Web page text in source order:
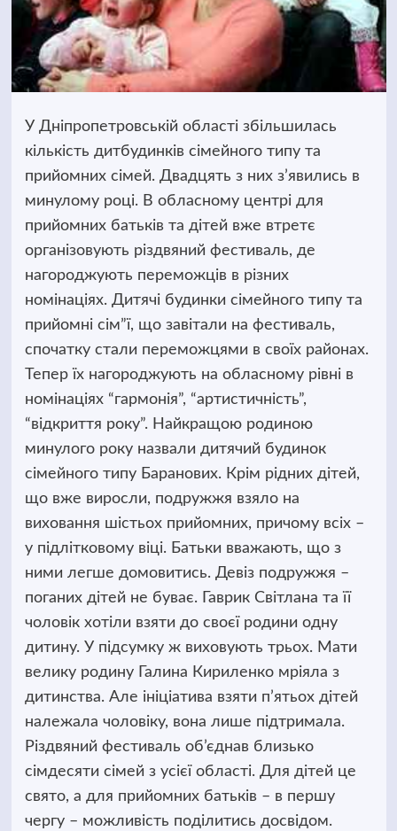
У Дніпропетровській області збільшилась
кількість дитбудинків сімейного типу та
прийомних сімей. Двадцять з них з’явились в
минулому році. В обласному центрі для
прийомних батьків та дітей вже втретє
організовують різдвяний фестиваль, де
нагороджують переможців в різних
номінаціях. Дитячі будинки сімейного типу та
прийомні сім”ї, що завітали на фестиваль,
спочатку стали переможцями в своїх районах.
Тепер їх нагороджують на обласному рівні в
номінаціях “гармонія”, “артистичність”,
“відкриття року”. Найкращою родиною
минулого року назвали дитячий будинок
сімейного типу Баранових. Крім рідних дітей,
що вже виросли, подружжя взяло на
виховання шістьох прийомних, причому всіх –
у підлітковому віці. Батьки вважають, що з
ними легше домовитись. Девіз подружжя –
поганих дітей не буває. Гаврик Світлана та її
чоловік хотіли взяти до своєї родини одну
дитину. У підсумку ж виховують трьох. Мати
велику родину Галина Кириленко мріяла з
дитинства. Але ініціатива взяти п’ятьох дітей
належала чоловіку, вона лише підтримала.
Різдвяний фестиваль об’єднав близько
сімдесяти сімей з усієї області. Для дітей це
свято, а для прийомних батьків – в першу
чергу – можливість поділитись досвідом.